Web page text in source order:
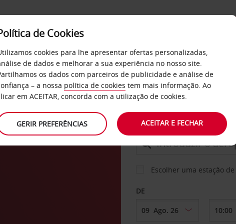
SERVIÇOS EMPRESAS
CARRO
LEVANTAR EM
Escolher uma estação
DE
de Cookies
cookies para lhe apresentar ofertas personalizadas,
de dados e melhorar a sua experiência no nosso site.
os dados com parceiros de publicidade e análise de
– a nossa política de cookies tem mais informação. Ao
em ACEITAR, concorda com a utilização de cookies.
GERIR PREFERÊNCIAS ACEITAR E FECHAR